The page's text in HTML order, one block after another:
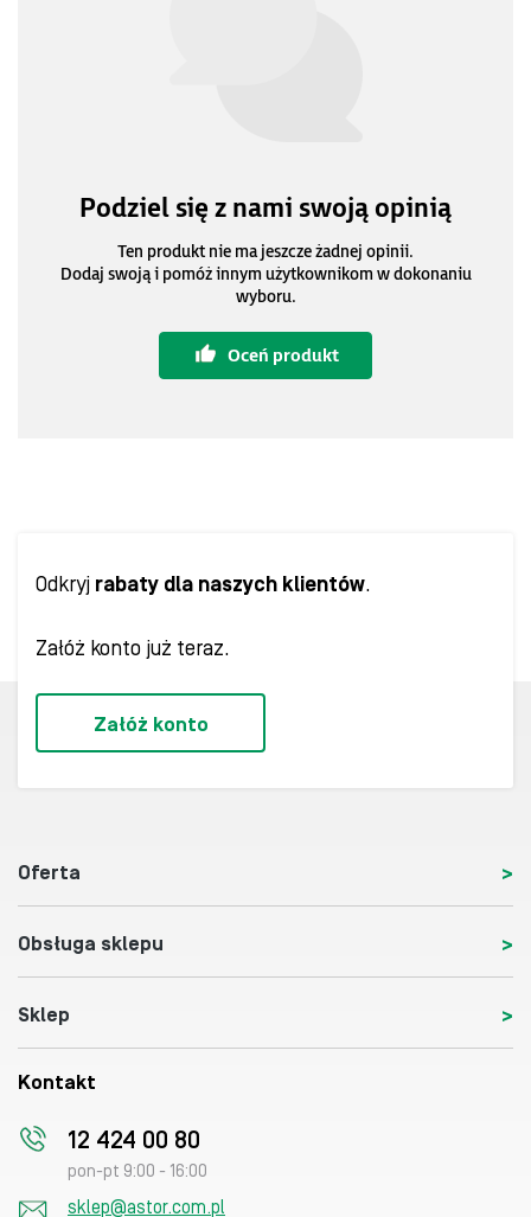
Podziel się z nami swoją opinią
Ten produkt nie ma jeszcze żadnej opinii.
Dodaj swoją i pomóż innym użytkownikom w dokonaniu
wyboru.
Oceń produkt
Odkryj rabaty dla naszych klientów.
Załóż konto już teraz.
Załóż konto
Oferta
Obsługa sklepu
Sklep
Kontakt
12 424 00 80
pon-pt 9:00 - 16:00
sklep@astor.com.pl